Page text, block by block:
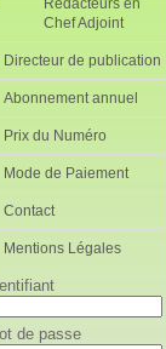
Rédacteurs en
Chef Adjoint
Directeur de publication
Directeur de
publication
adjoint
Abonnement annuel
Prix du Numéro
Mode de Paiement
Contact
Mentions Légales
de passe